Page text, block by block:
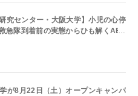
究センター・大阪大学】小児の心停
急隊到着前の実態からひも解くAED
な神経学的転帰との関連性
が8月22日（土）オープンキャンパ